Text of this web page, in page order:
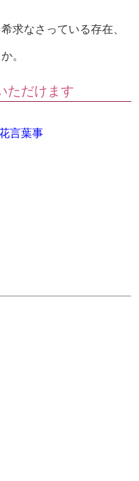
求なさっている存在、
。
ただけます
言葉事